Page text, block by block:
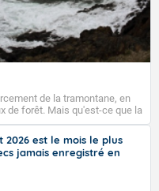
de-Calais.
de la tramontane, en
de forêt. Mais qu'est-ce que la
? La tramontane est un
à nord, ou ouest à nord-
à la vallée de l’Aude et à
vient du latin trasmontanus,
régions montagneuses
est le mois le plus
jamais enregistré en